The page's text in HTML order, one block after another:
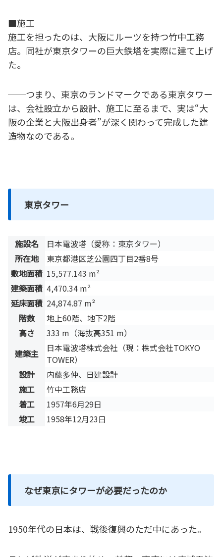
■施工
施工を担ったのは、大阪にルーツを持つ竹中工務
店。同社が東京タワーの巨大鉄塔を実際に建て上げ
た。
──つまり、東京のランドマークである東京タワー
は、会社設立から設計、施工に至るまで、実は“大
阪の企業と大阪出身者”が深く関わって完成した建
造物なのである。
東京タワー
施設名
日本電波塔（愛称：東京タワー）
所在地
東京都港区芝公園四丁目2番8号
敷地面積 15,577.143 m²
建築面積 4,470.34 m²
延床面積 24,874.87 m²
階数
地上60階、地下2階
高さ
333 m（海抜高351 m）
建築主
日本電波塔株式会社（現：株式会社TOKYO
TOWER）
設計
内藤多仲、日建設計
施工
竹中工務店
着工
1957年6月29日
竣工
1958年12月23日
なぜ東京にタワーが必要だったのか
1950年代の日本は、戦後復興のただ中にあった。